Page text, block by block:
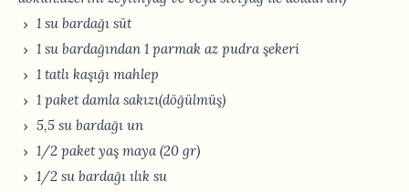
1 su bardağı süt
1 su bardağından 1 parmak az pudra şekeri
1 tatlı kaşığı mahlep
1 paket damla sakızı(döğülmüş)
5,5 su bardağı un
1/2 paket yaş maya (20 gr)
1/2 su bardağı ılık su